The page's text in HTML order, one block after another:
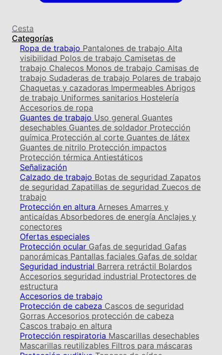
Cesta
Categorías
Ropa de trabajo Pantalones de trabajo Alta
visibilidad Polos de trabajo Camisetas de
trabajo Chalecos Monos de trabajo Camisas de
trabajo Sudaderas de trabajo Polares de trabajo
Chaquetas y cazadoras Impermeables Abrigos
de trabajo Uniformes sanitarios Hostelería
Accesorios de ropa
Guantes de trabajo Uso general Guantes
desechables Guantes de soldador Protección
química Protección al corte Guantes de látex
Guantes de nitrilo Protección impactos
Protección térmica Antiestáticos
Señalización
Calzado de trabajo Botas de seguridad Zapatos
de seguridad Zapatillas de seguridad Zuecos de
trabajo
Protección en altura Arneses Amarres y
anticaídas Absorbedores de energía Anclajes y
conectores
Ofertas especiales
Protección ocular Gafas de seguridad Gafas
panorámicas Pantallas faciales Gafas de soldar
Seguridad industrial Barrera retráctil Bolardos
Accesorios seguridad industrial Protectores de
estructura
Accesorios de trabajo
Protección de cabeza Cascos de seguridad
Gorras Accesorios protección de cabeza
Cascos trabajo en altura
Protección respiratoria Mascarillas desechables
Mascarillas reutilizables Filtros para máscaras